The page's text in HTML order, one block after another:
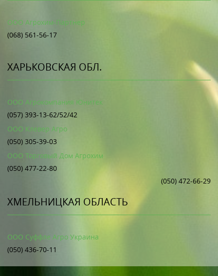
ООО Агрохим-Партнер
(068) 561-56-17
ХАРЬКОВСКАЯ ОБЛ.
ООО Агрокомпания Юнитек
(057) 393-13-62/52/42
ООО Клевер Агро
(050) 305-39-03
ООО Торговый Дом Агрохим
(050) 477-22-80
(050) 472-66-29
ХМЕЛЬНИЦКАЯ ОБЛАСТЬ
ООО Суффле Агро Украина
(050) 436-70-11